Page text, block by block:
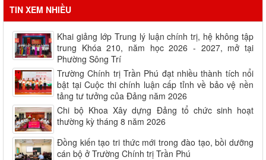
TIN XEM NHIỀU
Khai giảng lớp Trung lý luận chính trị, hệ không tập
trung Khóa 210, năm học 2026 - 2027, mở tại
Phường Sông Trí
Trường Chính trị Trần Phú đạt nhiều thành tích nổi
bật tại Cuộc thi chính luận cấp tỉnh về bảo vệ nền
tảng tư tưởng của Đảng năm 2026
Chi bộ Khoa Xây dựng Đảng tổ chức sinh hoạt
thường kỳ tháng 8 năm 2026
Đồng kiến tạo tri thức mới trong đào tạo, bồi dưỡng
cán bộ ở Trường Chính trị Trần Phú